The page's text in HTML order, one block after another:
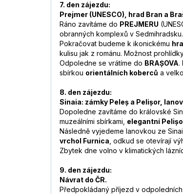
7. den zájezdu:
Prejmer (UNESCO), hrad Bran a
Ráno zavítáme do PREJMERU
obranných komplexů v
Pokračovat budeme k ikonickému
kulisu jak z románu. Možnost
Odpoledne se vrátíme do BRAȘOVA.
sbírkou orientálních koberců a
8. den zájezdu:
Sinaia: zámky Peleș a Pelișor,
Dopoledne zavítáme do královské
muzeálními sbírkami, elegantní
Následně vyjedeme lanovkou ze
vrchol Furnica , odkud se otevírají
Zbytek dne volno v klimatických
9. den zájezdu:
Návrat do ČR.
Předpokládaný příjezd v odpoledních